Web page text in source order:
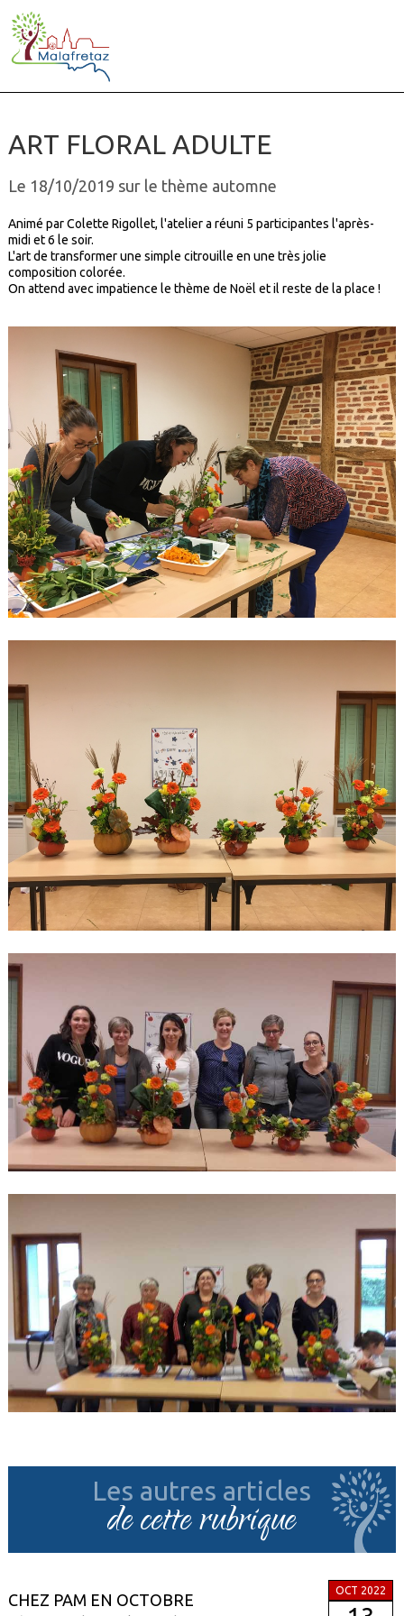
ART FLORAL ADULTE
Le 18/10/2019 sur le thème automne
Animé par Colette Rigollet, l'atelier a réuni 5 participantes l'après-
midi et 6 le soir.
L'art de transformer une simple citrouille en une très jolie
composition colorée.
On attend avec impatience le thème de Noël et il reste de la place !
Les autres articles
de cette rubrique
CHEZ PAM EN OCTOBRE
OCT 2022